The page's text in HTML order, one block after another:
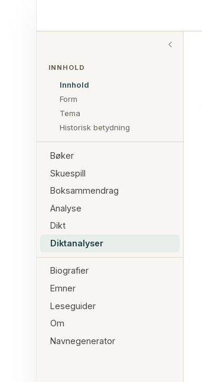
INNHOLD
Innhold
Form
Tema
Historisk betydning
Bøker
Skuespill
Boksammendrag
Analyse
Dikt
Diktanalyser
Biografier
Emner
Leseguider
Om
Navnegenerator